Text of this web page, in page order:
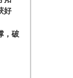
好
，破